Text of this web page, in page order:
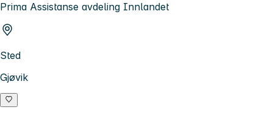
Prima Assistanse avdeling Innlandet
Sted
Gjøvik